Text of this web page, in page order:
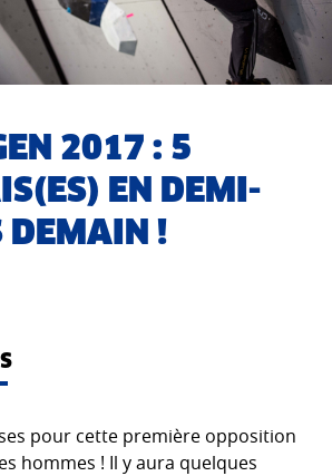
2017 : 5
EN DEMI-
DEMAIN !
pour cette première opposition
hommes ! Il y aura quelques